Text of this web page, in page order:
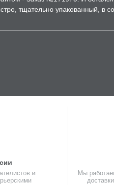
тщательно упакованный, в
и
Мы